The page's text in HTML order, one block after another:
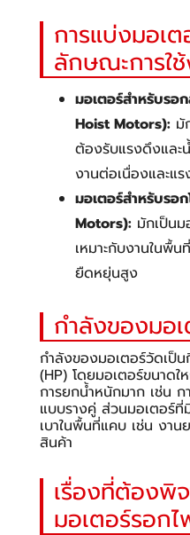
การแบ่งมอเ
ลักษณะการใ
มอเตอร์สำหรับรอ
Hoist Motors): มั
ต้องรับแรงดึงและ
งานต่อเนื่องและแ
มอเตอร์สำหรับรอ
Motors): มักเป็น
เหมาะกับงานในพื้
ยืดหยุ่นสูง
กำลังของมอ
กำลังของมอเตอร์วัดเป็
(HP) โดยมอเตอร์ขนาด
การยกน้ำหนักมาก เช่น ก
แบบรางคู่ ส่วนมอเตอร์ที่
เบาในพื้นที่แคบ เช่น งาน
สินค้า
เรื่องที่ต้องพิ
มอเตอร์รอก